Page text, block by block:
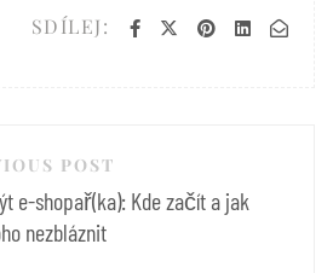
SDÍLEJ:
POST
e-shopař(ka): Kde začít a jak
nezbláznit